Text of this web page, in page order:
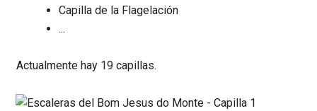
Capilla de la Flagelación
...
Actualmente hay 19 capillas.